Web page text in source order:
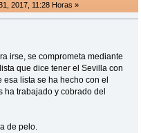
2017, 11:28 Horas »
irse, se comprometa mediante
que dice tener el Sevilla con
lista se ha hecho con el
ha trabajado y cobrado del
de pelo.